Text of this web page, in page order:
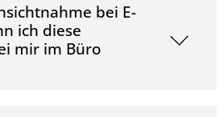
bei E-
ich diese
mir im Büro